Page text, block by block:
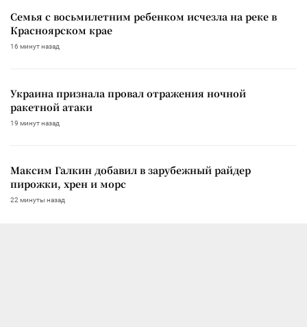
Семья с восьмилетним ребенком исчезла на реке в
Красноярском крае
16 минут назад
Украина признала провал отражения ночной
ракетной атаки
19 минут назад
Максим Галкин добавил в зарубежный райдер
пирожки, хрен и морс
22 минуты назад